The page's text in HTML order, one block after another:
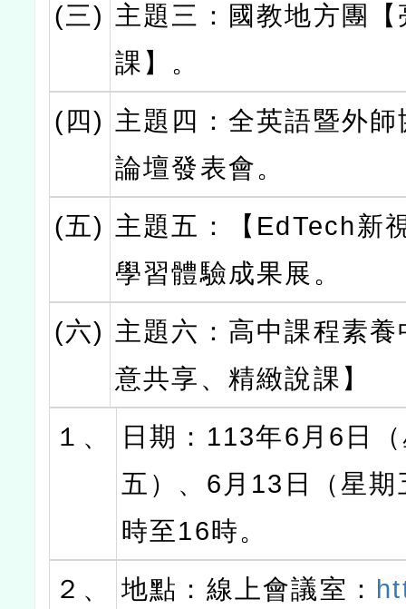
(三) 主題三：國教地方團【
課】。
(四) 主題四：全英語暨外
論壇發表會。
(五) 主題五：【EdTech新
學習體驗成果展。
(六) 主題六：高中課程素
意共享、精緻說課】
１、
日期：113年6月6日
五）、6月13日（星
時至16時。
２、
地點：線上會議室：